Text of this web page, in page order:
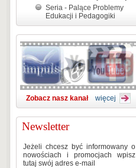
Seria - Palące Problemy
Edukacji i Pedagogiki
Zobacz nasz kanał więcej
Newsletter
Jeżeli chcesz być informowany o
nowościach i promocjach wpisz
tutaj swój adres e-mail